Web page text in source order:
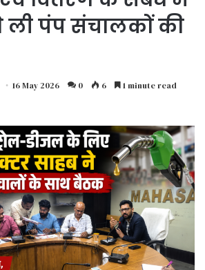
पंप संचालकों की
16 May 2026 0 6 1 minute read